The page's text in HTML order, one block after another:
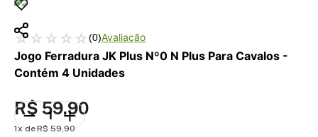
☆☆ ☆ ☆ ☆(0)
Jogo Ferradura JK Plus Nº0 N Plus Para Cavalos -
Contém 4 Unidades
R$59,90
1 R$ 59,90